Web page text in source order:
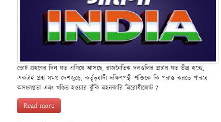
ভোট গ্রহণের দিন যত এগিয়ে আসছে, রাজনৈতিক দলগুলির প্রচার যত তীব্র হচ্ছে,
একটাই প্রশ্ন সমগ্র দেশজুড়ে, কর্তৃত্ববাদী দক্ষিণপন্থী শক্তিকে কি পরাস্ত করতে পারবে
অসংলগ্নতা এবং খণ্ডিত হওয়ার ঝুঁকি বহনকারি বিরোধীজোট ?
Read more